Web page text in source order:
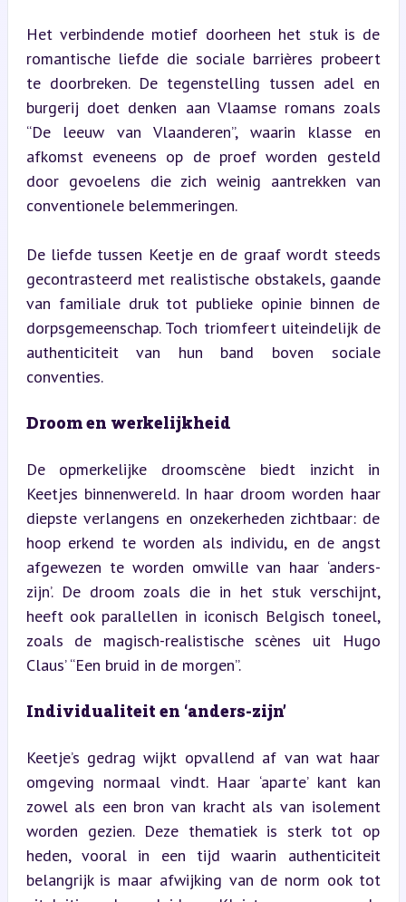
Het verbindende motief doorheen het stuk is de
romantische liefde die sociale barrières probeert
te doorbreken. De tegenstelling tussen adel en
burgerij doet denken aan Vlaamse romans zoals
“De leeuw van Vlaanderen”, waarin klasse en
afkomst eveneens op de proef worden gesteld
door gevoelens die zich weinig aantrekken van
conventionele belemmeringen.
De liefde tussen Keetje en de graaf wordt steeds
gecontrasteerd met realistische obstakels, gaande
van familiale druk tot publieke opinie binnen de
dorpsgemeenschap. Toch triomfeert uiteindelijk de
authenticiteit van hun band boven sociale
conventies.
Droom en werkelijkheid
De opmerkelijke droomscène biedt inzicht in
Keetjes binnenwereld. In haar droom worden haar
diepste verlangens en onzekerheden zichtbaar: de
hoop erkend te worden als individu, en de angst
afgewezen te worden omwille van haar ‘anders-
zijn’. De droom zoals die in het stuk verschijnt,
heeft ook parallellen in iconisch Belgisch toneel,
zoals de magisch-realistische scènes uit Hugo
Claus’ “Een bruid in de morgen”.
Individualiteit en ‘anders-zijn’
Keetje’s gedrag wijkt opvallend af van wat haar
omgeving normaal vindt. Haar ‘aparte’ kant kan
zowel als een bron van kracht als van isolement
worden gezien. Deze thematiek is sterk tot op
heden, vooral in een tijd waarin authenticiteit
belangrijk is maar afwijking van de norm ook tot